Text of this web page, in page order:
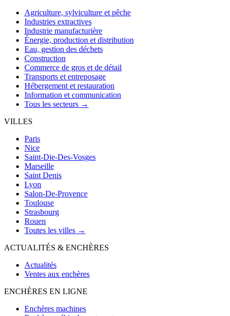
Agriculture, sylviculture et pêche
Industries extractives
Industrie manufacturière
Énergie, production et distribution
Eau, gestion des déchets
Construction
Commerce de gros et de détail
Transports et entreposage
Hébergement et restauration
Information et communication
Tous les secteurs →
VILLES
Paris
Nice
Saint-Die-Des-Vosges
Marseille
Saint Denis
Lyon
Salon-De-Provence
Toulouse
Strasbourg
Rouen
Toutes les villes →
ACTUALITÉS & ENCHÈRES
Actualités
Ventes aux enchères
ENCHÈRES EN LIGNE
Enchères machines